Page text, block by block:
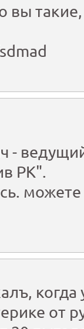
вы
-
РК".
можете
от